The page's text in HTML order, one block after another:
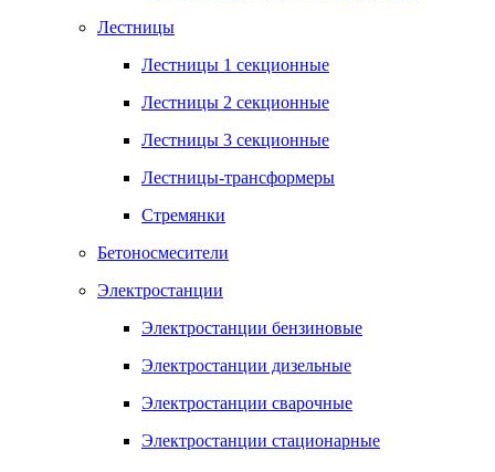
Лестницы
Лестницы 1 секционные
Лестницы 2 секционные
Лестницы 3 секционные
Лестницы-трансформеры
Стремянки
Бетоносмесители
Электростанции
Электростанции бензиновые
Электростанции дизельные
Электростанции сварочные
Электростанции стационарные